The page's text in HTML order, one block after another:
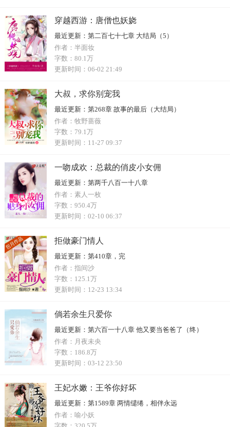
穿越西游：唐僧也妖娆
最近更新： 第二百七十七章 大结局（5）
作者： 半面妆
字数： 80.1万
更新时间： 06-02 21:49
大叔，求你别宠我
最近更新： 第268章 故事的最后（大结局）
作者： 牧野蔷薇
字数： 79.1万
更新时间： 11-27 09:37
一吻成欢：总裁的俏皮小女佣
最近更新： 第两千八百一十八章
作者： 素人一枚
字数： 950.4万
更新时间： 02-10 06:37
拒做豪门情人
最近更新： 第410章，完
作者： 指间沙
字数： 125.1万
更新时间： 12-23 13:34
倘若余生只爱你
最近更新： 第六百一十八章 他又要当爸爸了（终）
作者： 月夜未央
字数： 186.8万
更新时间： 03-12 23:50
王妃水嫩：王爷你好坏
最近更新： 第1589章 两情缱绻，相伴永远
作者： 喻小妖